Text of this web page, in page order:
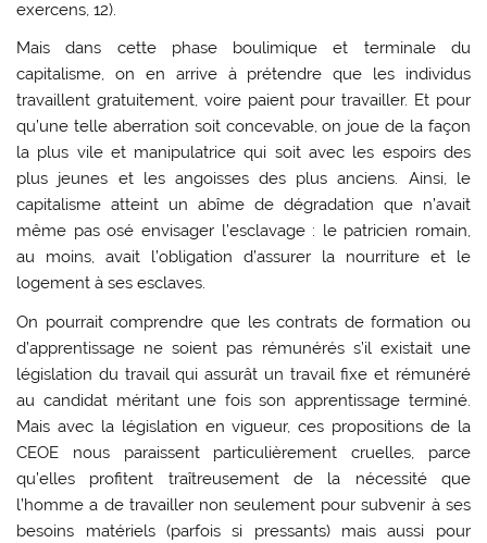
exercens, 12).
Mais dans cette phase boulimique et terminale du
capitalisme, on en arrive à prétendre que les individus
travaillent gratuitement, voire paient pour travailler. Et pour
qu’une telle aberration soit concevable, on joue de la façon
la plus vile et manipulatrice qui soit avec les espoirs des
plus jeunes et les angoisses des plus anciens. Ainsi, le
capitalisme atteint un abîme de dégradation que n’avait
même pas osé envisager l’esclavage : le patricien romain,
au moins, avait l’obligation d’assurer la nourriture et le
logement à ses esclaves.
On pourrait comprendre que les contrats de formation ou
d’apprentissage ne soient pas rémunérés s’il existait une
législation du travail qui assurât un travail fixe et rémunéré
au candidat méritant une fois son apprentissage terminé.
Mais avec la législation en vigueur, ces propositions de la
CEOE nous paraissent particulièrement cruelles, parce
qu’elles profitent traîtreusement de la nécessité que
l’homme a de travailler non seulement pour subvenir à ses
besoins matériels (parfois si pressants) mais aussi pour